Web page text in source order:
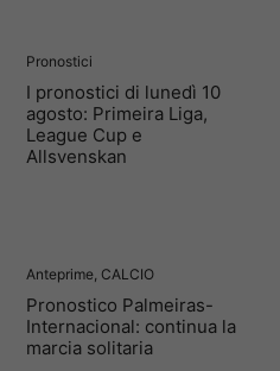
Pronostici
I pronostici di lunedì 10
agosto: Primeira Liga,
League Cup e
Allsvenskan
Anteprime CALCIO
Pronostico Palmeiras-
Internacional: continua la
marcia solitaria